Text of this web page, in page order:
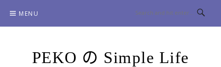
content
MENU
PEKO の Simple Life